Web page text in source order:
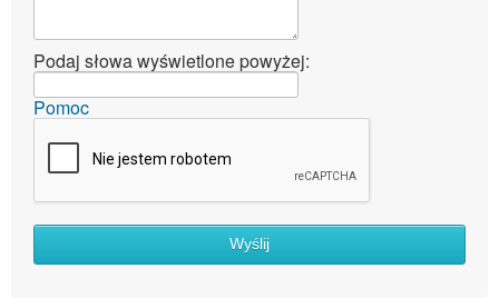
Podaj słowa wyświetlone powyżej:
Pomoc
Wyślij